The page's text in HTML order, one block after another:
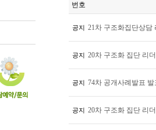
번호
공지 21차 구조화집단상담
공지 20차 구조화 집단 리
공지 74차 공개사례발표
공지 20차 구조화 집단 리